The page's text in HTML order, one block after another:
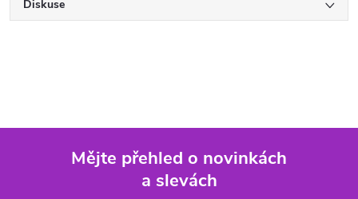
Diskuse
Mějte přehled o novinkách
a slevách